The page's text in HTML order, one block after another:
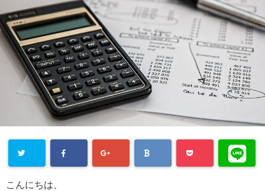
こんにちは、